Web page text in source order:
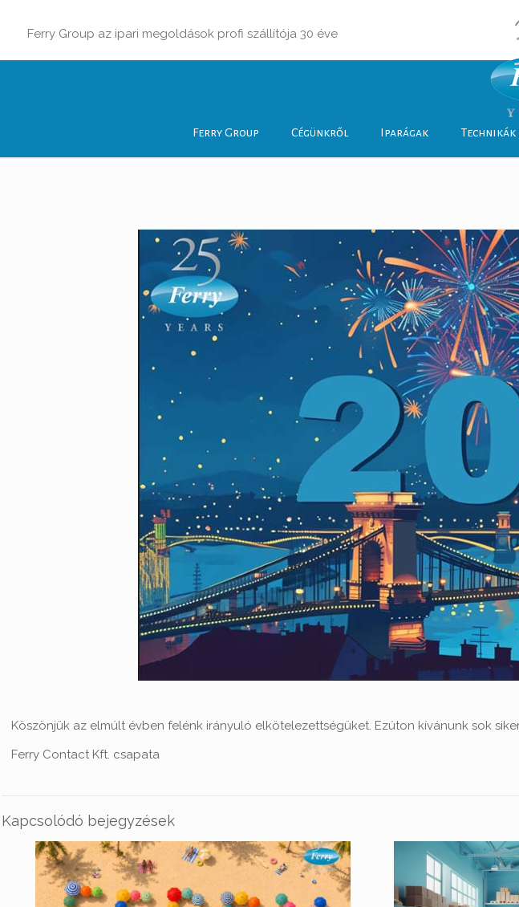
Ferry Group az ipari megoldások profi szállítója 30 éve
Ferry Group Cégünkről Iparágak Technikák
Köszönjük az elmúlt évben felénk irányuló elkötelezettségüket. Ezúton kívánunk sok
Ferry Contact Kft. csapata
Kapcsolódó bejegyzések